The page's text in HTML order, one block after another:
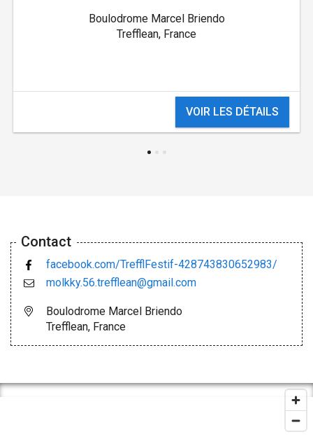
Boulodrome Marcel Briendo
Trefflean, France
VOIR LES DÉTAILS
Contact
facebook.com/TrefflFestif-428743830652983/
molkky.56.trefflean@gmail.com
Boulodrome Marcel Briendo
Trefflean, France